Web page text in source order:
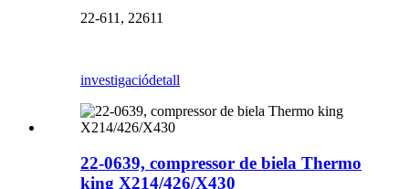
22-611, 22611
investigaciódetall
22-0639, compressor de biela Thermo
king X214/426/X430